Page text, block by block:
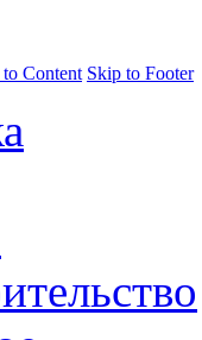
Content Skip to Footer